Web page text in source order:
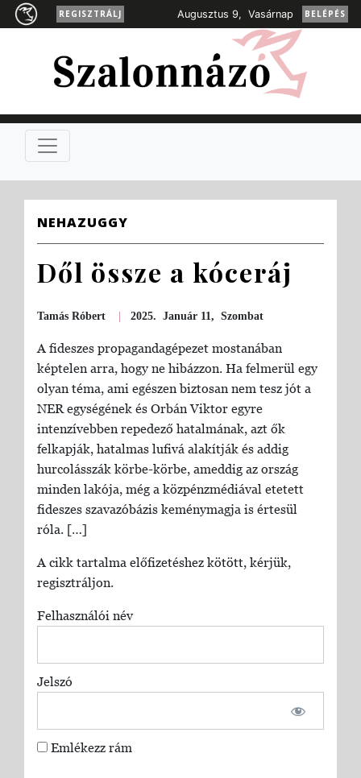
REGISZTRÁLJ Augusztus 9, Vasárnap BELÉPÉS
NEHAZUGGY
Dől össze a kóceráj
Tamás Róbert 2025. Január 11, Szombat
A fideszes propagandagépezet mostanában
képtelen arra, hogy ne hibázzon. Ha felmerül egy
olyan téma, ami egészen biztosan nem tesz jót a
NER egységének és Orbán Viktor egyre
intenzívebben repedező hatalmának, azt ők
felkapják, hatalmas lufivá alakítják és addig
hurcolásszák körbe-körbe, ameddig az ország
minden lakója, még a közpénzmédiával etetett
fideszes szavazóbázis keménymagja is értesül
róla. […]
A cikk tartalma előfizetéshez kötött, kérjük,
regisztráljon.
Felhasználói név
Jelszó
Emlékezz rám